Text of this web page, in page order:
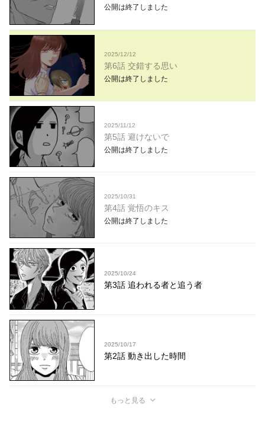
公開は終了しました
2025/12/12
第6話 交錯する思い
公開は終了しました
2025/11/12
第5話 避けないで
公開は終了しました
2025/10/31
第4話 覚悟のキス
公開は終了しました
2025/10/24
第3話 追われる者と追う者
2025/10/17
第2話 動き出した時間
もっと見る